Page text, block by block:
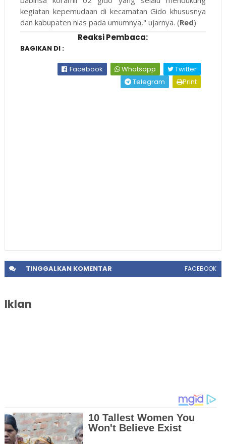
kegiatan kepemudaan di kecamatan Gido khususnya
dan kabupaten nias pada umumnya," ujarnya. (Red)
Reaksi Pembaca:
BAGIKAN DI :
Facebook Whatsapp
Twitter
Telegram
Print
TINGGALKANKOMENTAR FACEBOOK
Iklan